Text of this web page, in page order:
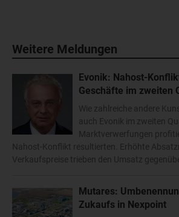
Weitere Meldungen
Evonik: Nahost-
Geschäfte im zweiten
Wie zahlreiche andere
auch Evonik im zweiten
Marktverwerfungen
Nahost-Konflikt resultierten. Erhöhte
Verkaufspreise trieben den Umsatz
Mutares:
Zukaufs in Nexpoint